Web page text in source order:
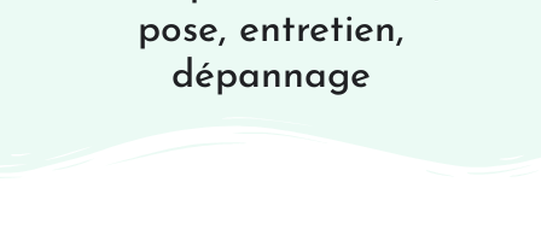
pose, entretien,
dépannage